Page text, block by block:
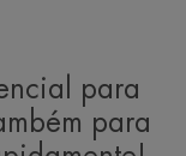
para
para